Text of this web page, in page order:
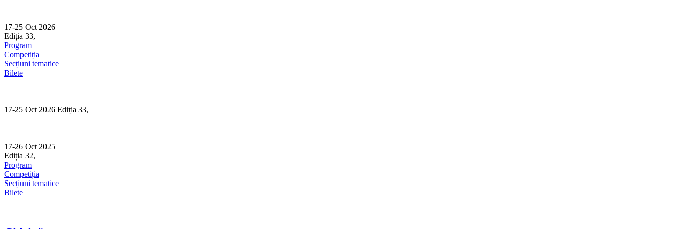
content
17-25 Oct 2026
Ediția 33,
Program
Competiția
Secțiuni tematice
Bilete
17-25 Oct 2026 Ediția 33,
17-26 Oct 2025
Ediția 32,
Program
Competiția
Secțiuni tematice
Bilete